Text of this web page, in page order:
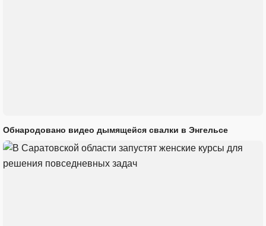
Обнародовано видео дымящейся свалки в Энгельсе